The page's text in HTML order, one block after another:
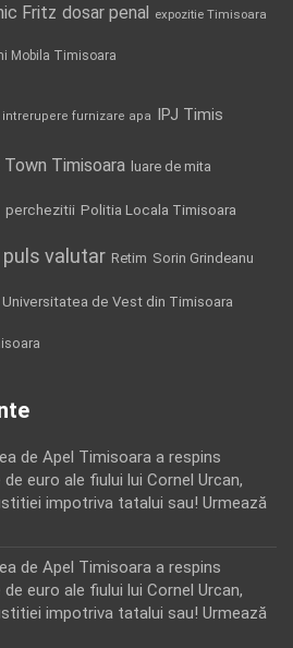
Fritz dosar penal expozitie Timisoara
Mobila Timisoara
intrerupere furnizare apa IPJ Timis
Town Timisoara luare de mita
perchezitii Politia Locala Timisoara
puls valutar Retim Sorin Grindeanu
Universitatea de Vest din Timisoara
de Apel Timisoara a respins
euro ale fiului lui Cornel Urcan,
impotriva tatalui sau! Urmează
de Apel Timisoara a respins
euro ale fiului lui Cornel Urcan,
impotriva tatalui sau! Urmează